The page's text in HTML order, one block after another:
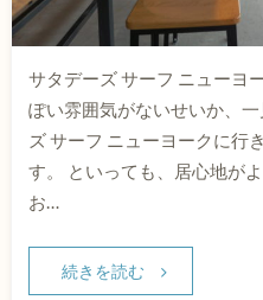
サタデーズ サーフ ニューヨ
ぽい雰囲気がないせいか、
ズ サーフ ニューヨークに行
す。 といっても、居心地が
お…
続きを読む